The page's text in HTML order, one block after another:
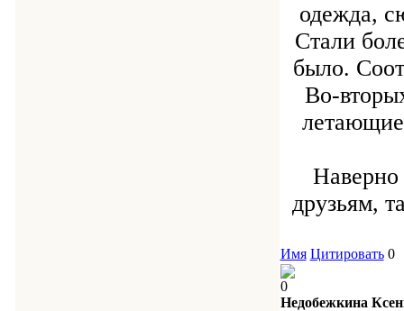
одежда,
Стали
было.
Во-
Наверно
друзьям,
Имя Цитировать 0
0
Недобежкина